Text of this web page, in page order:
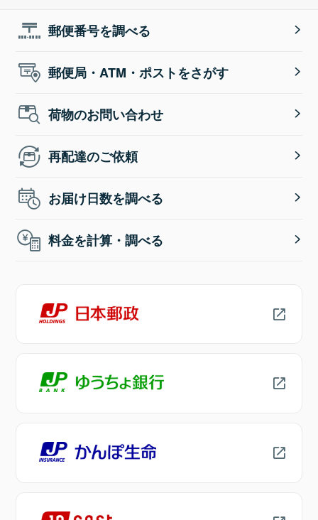
郵便番号を調べる
郵便局・ATM・ポストをさがす
荷物のお問い合わせ
再配達のご依頼
お届け日数を調べる
料金を計算・調べる